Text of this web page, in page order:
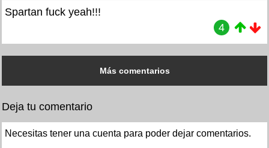
Spartan fuck yeah!!!
4
Más comentarios
Deja tu comentario
Necesitas tener una cuenta para poder dejar comentarios.